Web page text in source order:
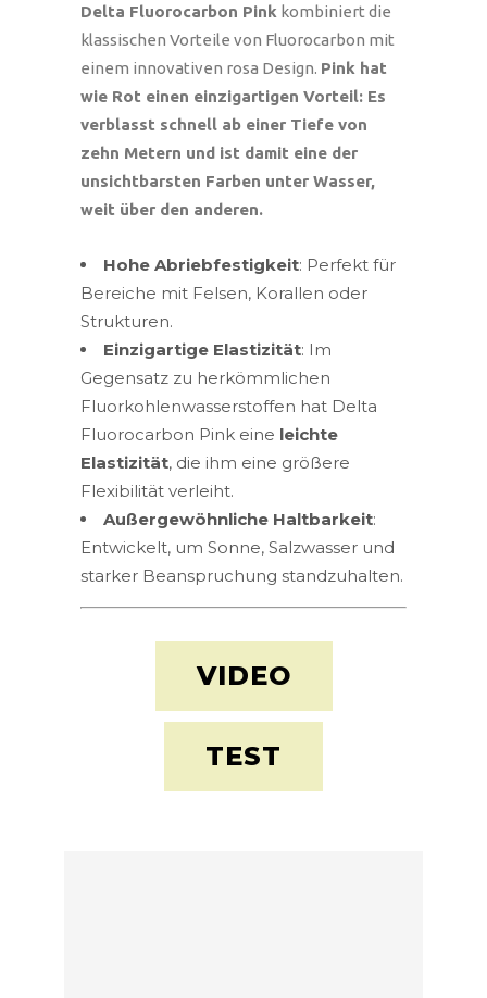
Delta Fluorocarbon Pink kombiniert die
klassischen Vorteile von Fluorocarbon mit
einem innovativen rosa Design. Pink hat
wie Rot einen einzigartigen Vorteil: Es
verblasst schnell ab einer Tiefe von
zehn Metern und ist damit eine der
unsichtbarsten Farben unter Wasser,
weit über den anderen.
Hohe Abriebfestigkeit: Perfekt für
Bereiche mit Felsen, Korallen oder
Strukturen.
Einzigartige Elastizität: Im
Gegensatz zu herkömmlichen
Fluorkohlenwasserstoffen hat Delta
Fluorocarbon Pink eine leichte
Elastizität, die ihm eine größere
Flexibilität verleiht.
Außergewöhnliche Haltbarkeit:
Entwickelt, um Sonne, Salzwasser und
starker Beanspruchung standzuhalten.
VIDEO
TEST